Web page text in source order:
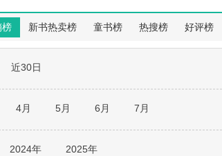
玩具
孕婴
榜 新书热卖榜 童书榜 热搜榜 好评榜
近30日
4月 5月 6月 7月
2024年 2025年